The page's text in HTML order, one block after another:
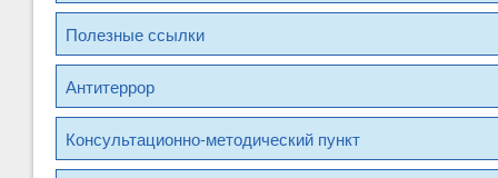
Полезные ссылки
Антитеррор
Консультационно-методический пункт